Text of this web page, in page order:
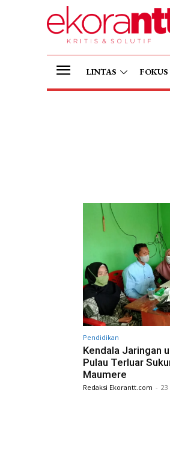
LINTAS FOKUS
Pendidikan
Kendala Jaringan
Pulau Terluar
Maumere
Redaksi Ekorantt.com -